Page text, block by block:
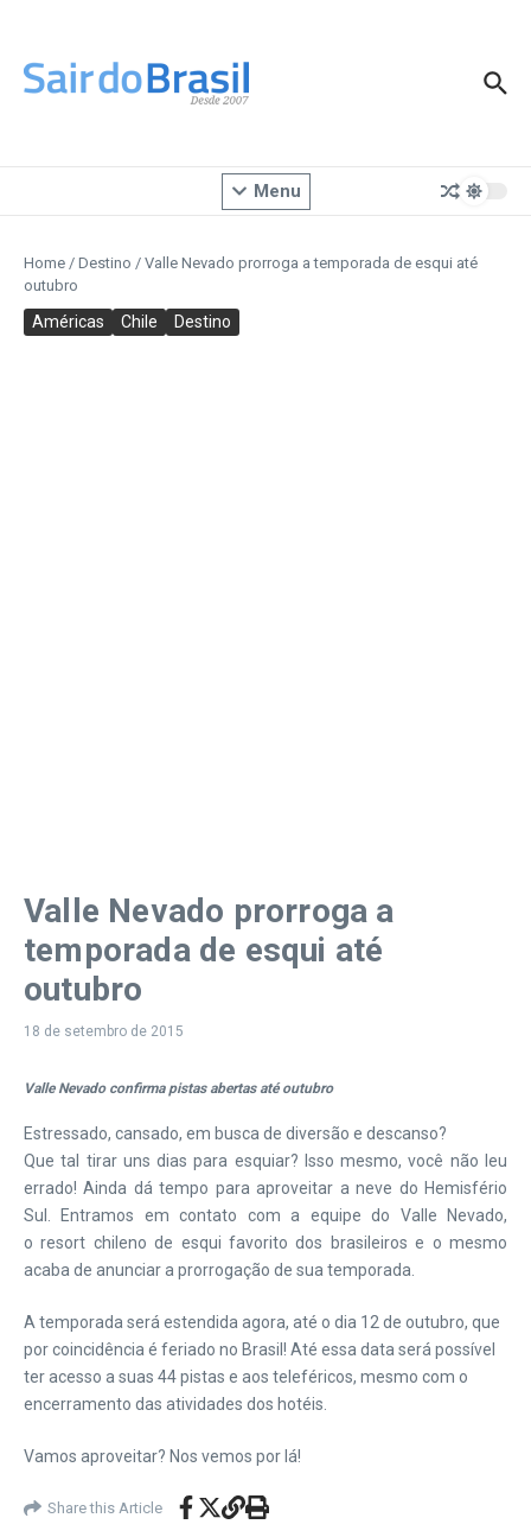
Menu
Home / Destino / Valle Nevado prorroga a temporada de esqui até
outubro
Américas Chile Destino
Valle Nevado prorroga a
temporada de esqui até
outubro
18 de setembro de 2015
Valle Nevado confirma pistas abertas até outubro
Estressado, cansado, em busca de diversão e descanso?
Que tal tirar uns dias para esquiar? Isso mesmo, você não leu
errado! Ainda dá tempo para aproveitar a neve do Hemisfério
Sul. Entramos em contato com a equipe do Valle Nevado,
o resort chileno de esqui favorito dos brasileiros e o mesmo
acaba de anunciar a prorrogação de sua temporada.
A temporada será estendida agora, até o dia 12 de outubro, que
por coincidência é feriado no Brasil! Até essa data será possível
ter acesso a suas 44 pistas e aos teleféricos, mesmo com o
encerramento das atividades dos hotéis.
Vamos aproveitar? Nos vemos por lá!
Share this Article